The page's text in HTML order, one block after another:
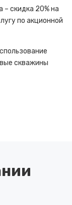
скидка 20% на
по акционной
скважины